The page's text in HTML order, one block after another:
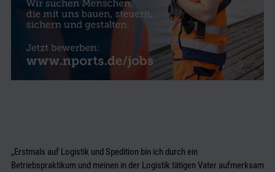
„Erstmals auf Logistik und Spedition bin ich durch ein
Betriebspraktikum und meinen in der Logistik tätigen Vater aufmerksam